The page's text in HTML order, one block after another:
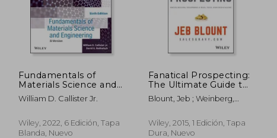
Fundamentals of
Materials Science and
Engineering: An
Integrated Approach
William D. Callister Jr.
Wiley, 2022, 6 Edición, Tapa
Blanda, Nuevo
Fanatical Prospecting:
The Ultimate Guide to
Opening Sales
Conversations and
Leveraging Social
Selling, Telephone,
Blount, Jeb ; Weinberg,
Wiley, 2015, 1 Edición, Tapa
Dura, Nuevo